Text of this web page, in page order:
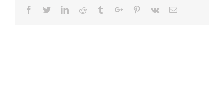
Facebook
TwitterLinkedinReddit TumblrGoogle+Pinterest
Vk Email